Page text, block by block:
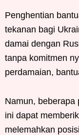
Penghentian
tekanan bagi
damai dengan
tanpa komitmen
perdamaian,
Namun, beberapa
ini dapat
melemahkan